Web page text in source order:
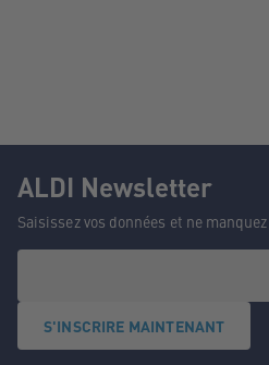
ALDI Newsletter
Saisissez vos données et ne
S'INSCRIRE MAINTENANT